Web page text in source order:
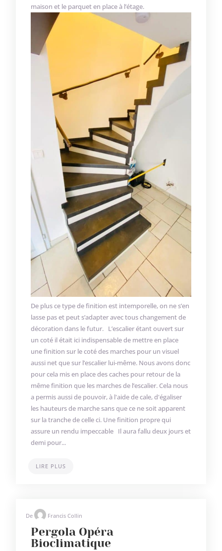
maison et le parquet en place à l’étage.
De plus ce type de finition est intemporelle, on ne s’en
lasse pas et peut s’adapter avec tous changement de
décoration dans le futur. L’escalier étant ouvert sur
un coté il était ici indispensable de mettre en place
une finition sur le coté des marches pour un visuel
aussi net que sur l’escalier lui-même. Nous avons donc
pour cela mis en place des caches pour retour de la
même finition que les marches de l’escalier. Cela nous
a permis aussi de pouvoir, à l'aide de cale, d'égaliser
les hauteurs de marche sans que ce ne soit apparent
sur la tranche de celle ci. Une finition propre qui
assure un rendu impeccable Il aura fallu deux jours et
demi pour...
LIRE PLUS
De Francis Collin
Pergola Opéra
Bioclimatique